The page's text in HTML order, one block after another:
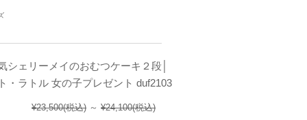
シェリーメイのおむつケーキ２段│
・ラトル 女の子プレゼント duf2103
¥23,500(税込) ～ ¥24,100(税込)